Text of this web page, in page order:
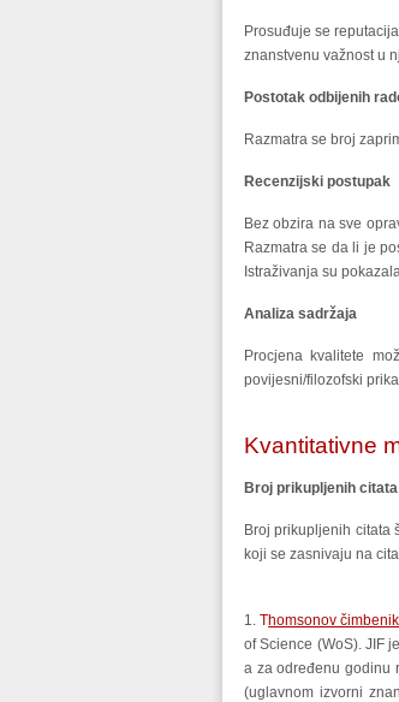
Prosuđuje se
znanstvenu važnost u
Postotak odbijenih
Razmatra se broj
Recenzijski postupak
Bez obzira na sve
Razmatra se da li je
Istraživanja su
Analiza sadržaja
Procjena kvalitete
povijesni/filozofski
Kvantitativne
Broj prikupljenih citata
Broj prikupljenih citata
koji se zasnivaju na
1.Thomsonov
of Science (WoS). JIF
a za određenu godinu
(uglavnom izvorni